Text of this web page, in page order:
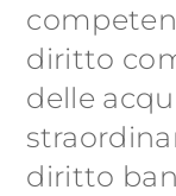
diritto
delle
diritto